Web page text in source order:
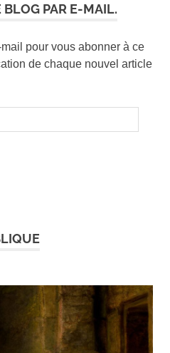
PAR E-MAIL.
pour vous abonner à ce
de chaque nouvel article